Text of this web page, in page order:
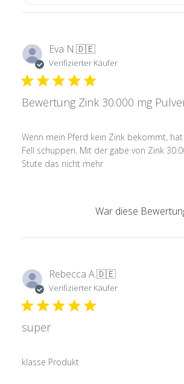
Eva N.🇩🇪
Verifizierter Käufer
Bewertung Zink 30.000 mg
Wenn mein Pferd kein Zink bekommt,
Fell schuppen. Mit der gabe von Zink
Stute das nicht mehr
War diese
Rebecca A.🇩🇪
Verifizierter Käufer
super
klasse Produkt